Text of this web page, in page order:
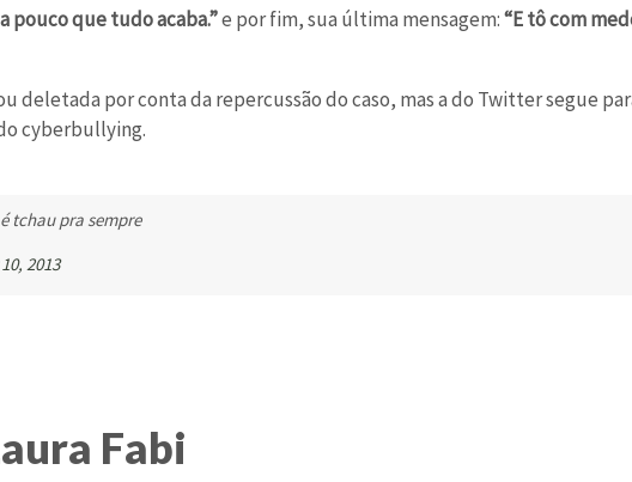
pouco que tudo acaba.”e por fim, sua última mensagem:“E tô com
deletada por conta da repercussão do caso, mas a do Twitter segue
cyberbullying.
tchau pra sempre
2013
Fabi